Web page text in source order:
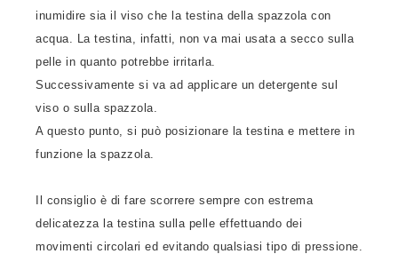
inumidire sia il viso che la testina della spazzola con
acqua. La testina, infatti, non va mai usata a secco sulla
pelle in quanto potrebbe irritarla.
Successivamente si va ad applicare un detergente sul
viso o sulla spazzola.
A questo punto, si può posizionare la testina e mettere in
funzione la spazzola.
Il consiglio è di fare scorrere sempre con estrema
delicatezza la testina sulla pelle effettuando dei
movimenti circolari ed evitando qualsiasi tipo di pressione.